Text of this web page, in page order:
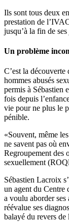
Ils sont tous deux
prestation de
jusqu’à la fin de
Un problème
C’est la
hommes abusés
permis à Sébastien
fois depuis
vie pour ne plus le
pénible.
«Souvent, même
ne savent pas où
Regroupement des
sexuellement
Sébastien Lacroix
un agent du Centre
a voulu aborder ses
réévalue ses
balayé du revers de